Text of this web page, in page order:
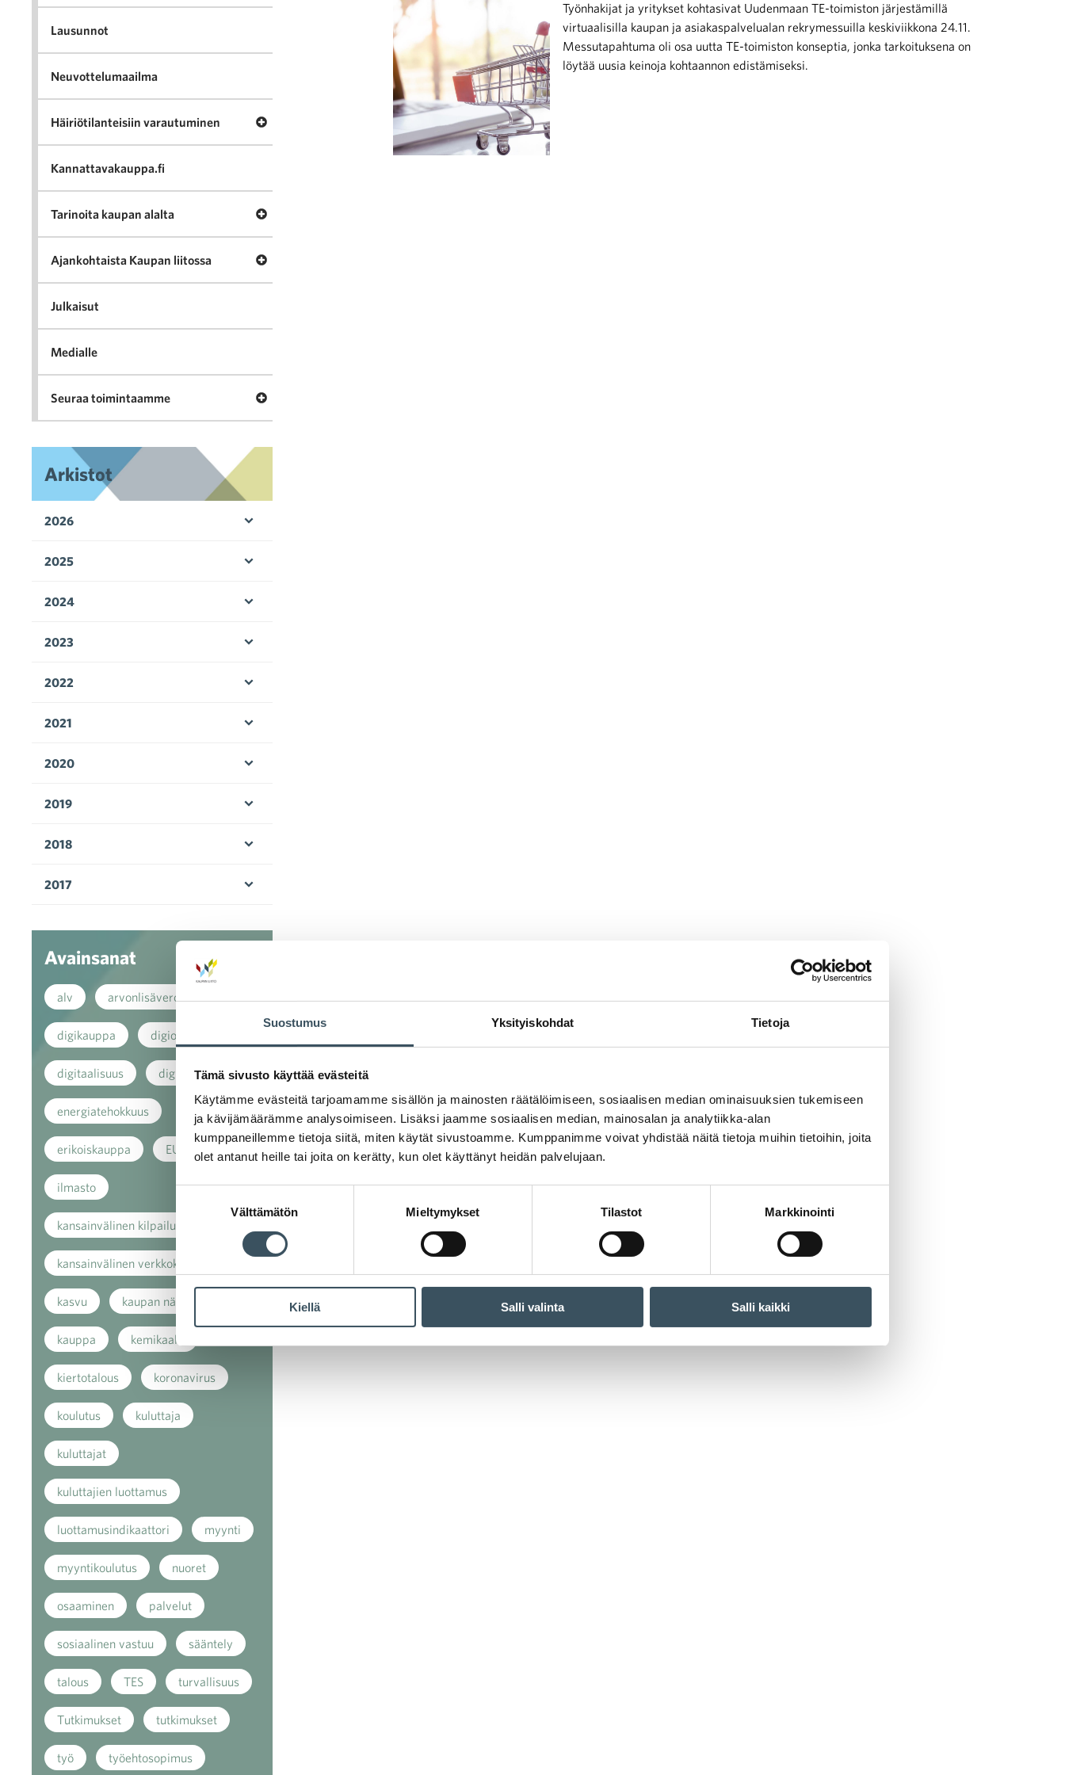
Suostumus Yksityiskohdat Tietoja
Tämä sivusto käyttää evästeitä
Käytämme evästeitä tarjoamamme sisällön ja mainosten räätälöimiseen, sosiaalisen median ominaisuuksien tukemiseen
ja kävijämäärämme analysoimiseen. Lisäksi jaamme sosiaalisen median, mainosalan ja analytiikka-alan
kumppaneillemme tietoja siitä, miten käytät sivustoamme. Kumppanimme voivat yhdistää näitä tietoja muihin tietoihin, joita
olet antanut heille tai joita on kerätty, kun olet käyttänyt heidän palvelujaan.
valinta
Välttämätön Mieltymykset Tilastot Markkinointi
Kiellä Salli valinta Salli kaikki
Työnhakijat ja yritykset kohtasivat Uudenmaan TE-toimiston järjestämillä
virtuaalisilla kaupan ja asiakaspalvelualan rekrymessuilla keskiviikkona 24.11.
Messutapahtuma oli osa uutta TE-toimiston konseptia, jonka tarkoituksena on
löytää uusia keinoja kohtaannon edistämiseksi.
Lausunnot
Neuvottelumaailma
Häiriötilanteisiin varautuminen Avaa valikko Häiriötilanteisiin varautuminen
Kannattavakauppa.fi
Tarinoita kaupan alalta Avaa valikko Tarinoita kaupan alalta
Ajankohtaista Kaupan liitossa Avaa valikko Ajankohtaista Kaupan liitossa
Julkaisut
Medialle
Seuraa toimintaamme Avaa valikko Seuraa toimintaamme
Arkistot
2026
2025
2024
2023
2022
2021
2020
2019
2018
2017
Avainsanat
alv arvonlisävero
digikauppa digiostaminen
digitaalisuus digitalisaatio
energiatehokkuus
erikoiskauppa EU
ilmasto
kansainvälinen kilpailu
kansainvälinen verkkokauppa
kasvu kaupan näkymät
kauppa kemikaalit
kiertotalous koronavirus
koulutus kuluttaja
kuluttajat
kuluttajien luottamus
luottamusindikaattori myynti
myyntikoulutus nuoret
osaaminen palvelut
sosiaalinen vastuu sääntely
talous TES turvallisuus
Tutkimukset tutkimukset
työ työehtosopimus